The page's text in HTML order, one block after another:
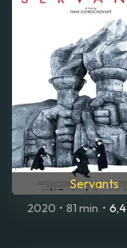
Servants
2020 • 81 min • 6,4